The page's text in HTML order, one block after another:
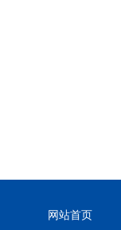
网站首页